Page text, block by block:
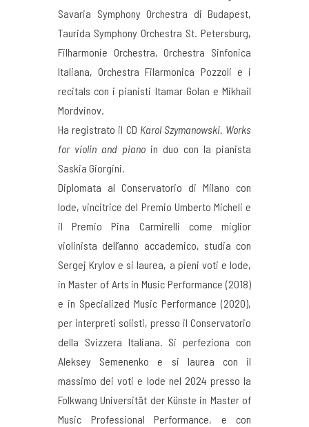
Savaria Symphony Orchestra di Budapest,
Taurida Symphony Orchestra St. Petersburg,
Filharmonie Orchestra, Orchestra Sinfonica
Italiana, Orchestra Filarmonica Pozzoli e i
recitals con i pianisti Itamar Golan e Mikhail
Mordvinov.
Ha registrato il CD Karol Szymanowski. Works
for violin and piano in duo con la pianista
Saskia Giorgini.
Diplomata al Conservatorio di Milano con
lode, vincitrice del Premio Umberto Micheli e
il Premio Pina Carmirelli come miglior
violinista dell’anno accademico, studia con
Sergej Krylov e si laurea, a pieni voti e lode,
in Master of Arts in Music Performance (2018)
e in Specialized Music Performance (2020),
per interpreti solisti, presso il Conservatorio
della Svizzera Italiana. Si perfeziona con
Aleksey Semenenko e si laurea con il
massimo dei voti e lode nel 2024 presso la
Folkwang Universität der Künste in Master of
Music Professional Performance, e con